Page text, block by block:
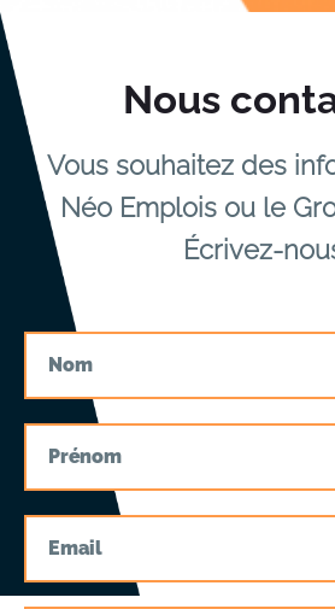
Nous
Vous souhaitez des
Néo Emplois ou le
Écrivez-